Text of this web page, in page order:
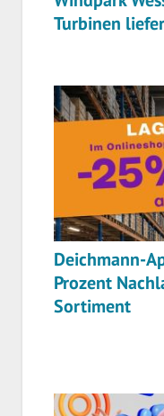
Turbinen
Deichmann-
Prozent
Sortiment